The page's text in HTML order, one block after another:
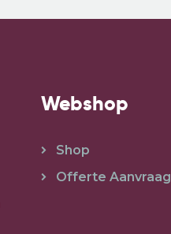
Webshop
Shop
Offerte Aanvraag